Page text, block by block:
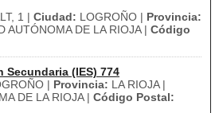
1 | Ciudad: LOGROÑO | Provincia:
AUTÓNOMA DE LA RIOJA | Código
(IES) 774
| Provincia: LA RIOJA |
DE LA RIOJA | Código Postal: